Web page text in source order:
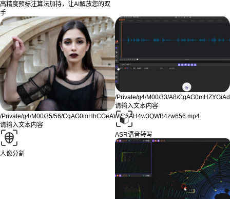
高精度预标注算法加持，让AI解放您的双
手
/Private/g4/M00/35/56/CgAG0mHhCGeAWIR6AH4w3QWB4zw656.mp4
请输入文本内容
人像分割
/Private/g4/M00/33/A8/
请输入文本内容
ASR语音转写